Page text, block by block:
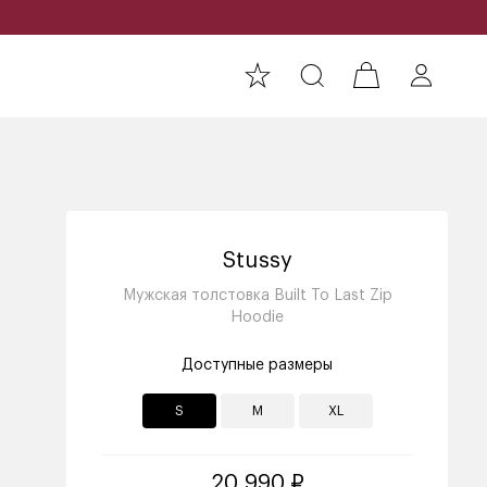
Stussy
Мужская толстовка Built To Last Zip
Hoodie
Доступные размеры
S M XL